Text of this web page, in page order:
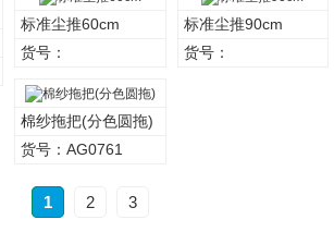
标准尘推60cm
货号：
标准尘推90cm
货号：
棉纱拖把(分色圆拖)
货号：AG0761
1 2 3